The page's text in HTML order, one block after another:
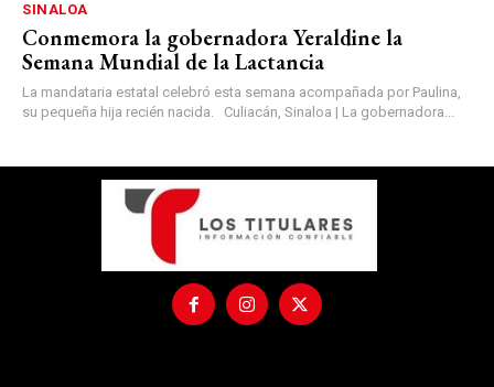
SINALOA
Conmemora la gobernadora Yeraldine la
Semana Mundial de la Lactancia
La mandataria estatal celebró esta semana acompañada por Paulina,
su pequeña hija recién nacida. Culiacán, Sinaloa | La gobernadora...